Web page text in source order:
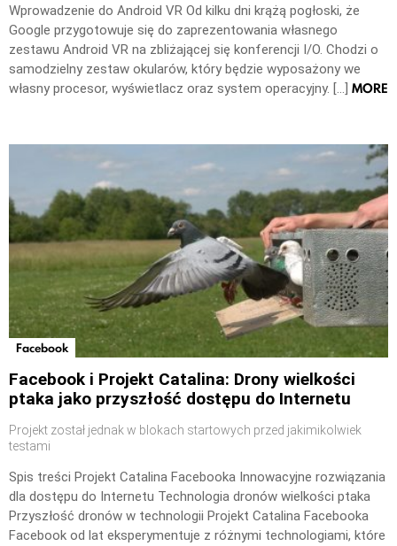
Wprowadzenie do Android VR Od kilku dni krążą pogłoski, że
Google przygotowuje się do zaprezentowania własnego
zestawu Android VR na zbliżającej się konferencji I/O. Chodzi o
samodzielny zestaw okularów, który będzie wyposażony we
własny procesor, wyświetlacz oraz system operacyjny. […] MORE
Facebook
Facebook i Projekt Catalina: Drony wielkości
ptaka jako przyszłość dostępu do Internetu
Projekt został jednak w blokach startowych przed jakimikolwiek
testami
Spis treści Projekt Catalina Facebooka Innowacyjne rozwiązania
dla dostępu do Internetu Technologia dronów wielkości ptaka
Przyszłość dronów w technologii Projekt Catalina Facebooka
Facebook od lat eksperymentuje z różnymi technologiami, które